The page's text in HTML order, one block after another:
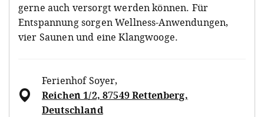
gerne auch versorgt werden können. Für
Entspannung sorgen Wellness-Anwendungen,
vier Saunen und eine Klangwooge.
Ferienhof Soyer,
Reichen 1/2, 87549 Rettenberg,
Deutschland